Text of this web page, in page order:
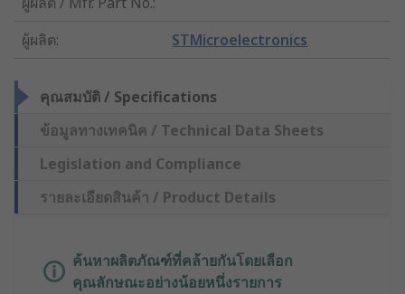
ผู้ผลิต: STMicroelectronics
คุณสมบัติ / Specifications
ข้อมูลทางเทคนิค / Technical Data Sheets
Legislation and Compliance
รายละเอียดสินค้า / Product Details
ค้นหาผลิตภัณฑ์ที่คล้ายกันโดยเลือก
คุณลักษณะอย่างน้อยหนึ่งรายการ